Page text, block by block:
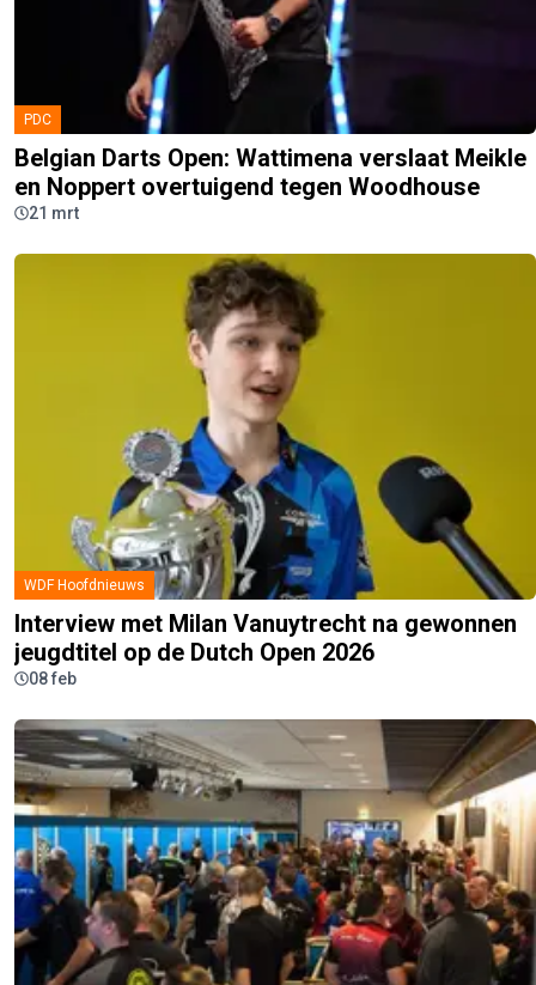
PDC
Belgian Darts Open: Wattimena verslaat Meikle
en Noppert overtuigend tegen Woodhouse
21 mrt
WDF Hoofdnieuws
Interview met Milan Vanuytrecht na gewonnen
jeugdtitel op de Dutch Open 2026
08 feb